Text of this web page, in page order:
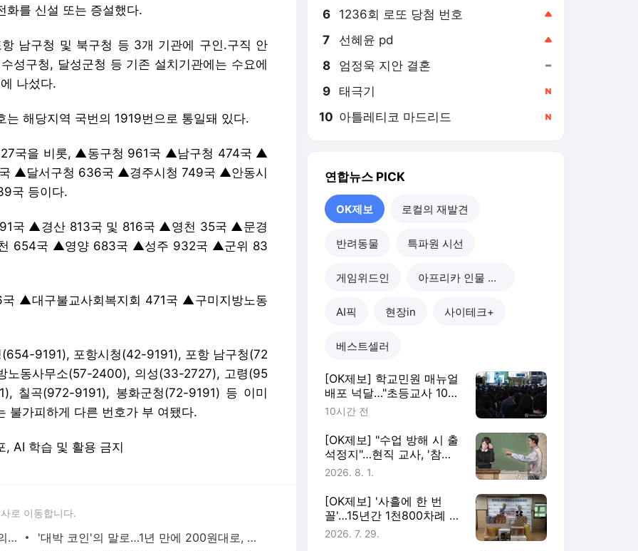
화를 신설 또는 증설했다.
남구청 및 북구청 등 3개 기관에 구인.구직 안
성구청, 달성군청 등 기존 설치기관에는 수요에
나섰다.
해당지역 국번의 1919번으로 통일돼 있다.
국을 비롯, ▲동구청 961국 ▲남구청 474국 ▲
▲달서구청 636국 ▲경주시청 749국 ▲안동시
국 등이다.
국 ▲경산 813국 및 816국 ▲영천 35국 ▲문경
654국 ▲영양 683국 ▲성주 932국 ▲군위 83
▲대구불교사회복지회 471국 ▲구미지방노동
9191), 포항시청(42-9191), 포항 남구청(72
노동사무소(57-2400), 의성(33-2727), 고령(95
칠곡(972-9191), 봉화군청(72-9191) 등 이미
불가피하게 다른 번호가 부 여됐다.
AI 학습 및 활용 금지
로 이동합니다.
말·소 피까지 환자에게…"중일전쟁 때 日의대서 인체 수혈실험" | 연합뉴스
'대박 코인'의 말로…1년 만에 200원대로, 100분의 1 쪽박 | 연합뉴스
6 1236회 로또 당첨 번호
7 선혜윤 pd
8 엄정욱 지안 결혼
9 태극기
10 아틀레티코 마드리드
연합뉴스 PICK
OK제보 로컬의 재발견
반려동물 특파원 시선
게임위드인 아프리카 인물 열전
AI픽 현장in 사이테크+
베스트셀러
[OK제보] 학교민원 매뉴얼
배포 넉달…"초등교사 10명
중 7명 존재 몰라"
10시간 전
[OK제보] "수업 방해 시 출
석정지"…현직 교사, '참교
육법' 국민청원
2026. 8. 1.
[OK제보] '사흘에 한 번
꼴'…15년간 1천800차례 복
지시설 찾은 '나눔왕'
2026. 7. 29.